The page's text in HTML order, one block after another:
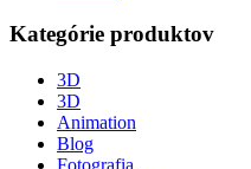
Kategórie produktov
3D
3D
Animation
Blog